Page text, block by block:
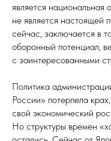
является
не является настоящей
сейчас, заключается в
оборонный потенциал,
с заинтересованными
Политика
России» потерпела
свой экономический
Но структуры времен